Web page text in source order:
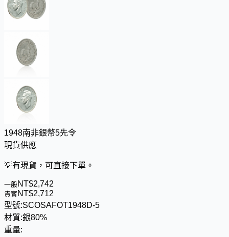
1948南非銀幣5先令
現貨供應
💡有現貨，可直接下單。
一般NT$2,742
貴賓 NT$2,712
型號:SCOSAFOT1948D-5
材質:銀80%
重量: